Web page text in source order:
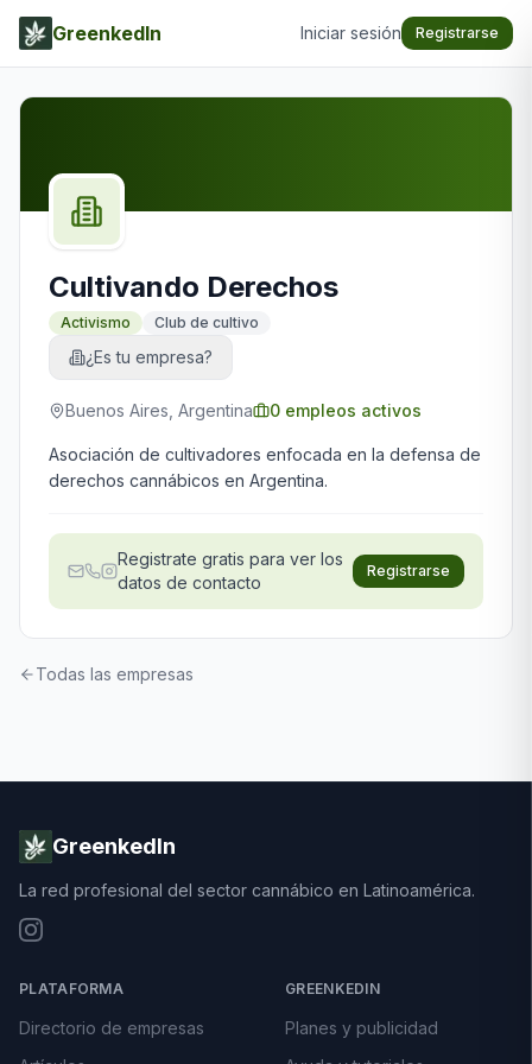
GreenkedIn Iniciar sesión Registrarse
Cultivando Derechos
Activismo Club de cultivo
¿Es tu empresa?
Buenos Aires, Argentina 0 empleos activos
Asociación de cultivadores enfocada en la defensa de
derechos cannábicos en Argentina.
Registrate gratis para ver los
datos de contacto
Registrarse
Todas las empresas
GreenkedIn
La red profesional del sector cannábico en Latinoamérica.
PLATAFORMA
Directorio de empresas
GREENKEDIN
Planes y publicidad